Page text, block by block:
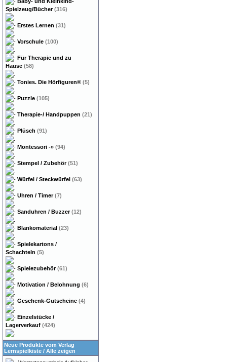
Spielzeug/Bücher(316)
Erstes Lernen (31)
Vorschule (100)
Für Therapie und zu
Hause (58)
Tonies. Die Hörfiguren® (5)
Puzzle (105)
Therapie-/ Handpuppen (21)
Plüsch (91)
Montessori -» (94)
Stempel / Zubehör(51)
Würfel / Steckwürfel (63)
Uhren / Timer(7)
Sanduhren / Buzzer(12)
Blankomaterial (23)
Spielekartons /
Schachteln (5)
Spielezubehör(61)
Motivation / Belohnung (6)
Geschenk-Gutscheine (4)
Einzelstücke /
Lagerverkauf (424)
Neue Produkte vom Verlag
Lernspielkiste / Alle zeigen